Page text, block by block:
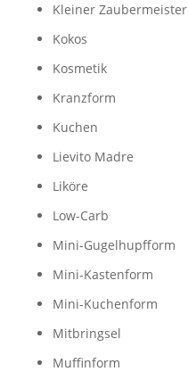
Kleiner Zaubermeister
Kokos
Kosmetik
Kranzform
Kuchen
Lievito Madre
Liköre
Low-Carb
Mini-Gugelhupfform
Mini-Kastenform
Mini-Kuchenform
Mitbringsel
Muffinform